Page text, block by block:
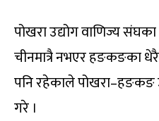
पोखरा उद्योग वाणिज्य
चीनमात्रै नभएर हङकङका
पनि रहेकाले पोखरा–हङकङ
गरे ।